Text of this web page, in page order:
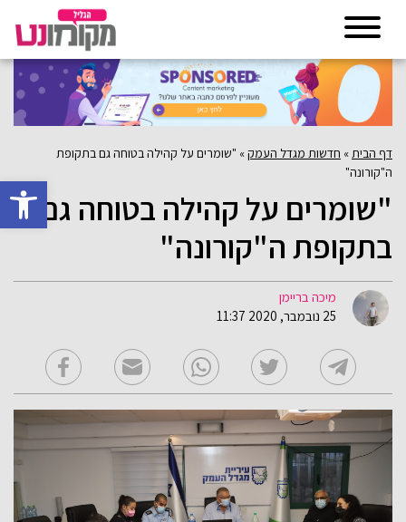
פתח
דף הבית » חדשות מגדל העמק» "שומרים על קהילה בטוחה גם בתקופת
ה"קורונה"
"שומרים על קהילה בטוחה גם
בתקופת ה"קורונה"
מיכה בריימן
25 נובמבר, 2020 11:37